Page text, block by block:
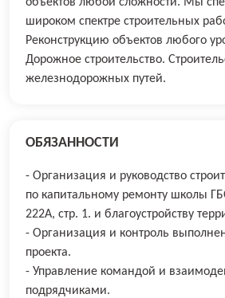
широком спектре строительных
Реконструкцию объектов любого
Дорожное строительство.
железнодорожных путей.
ОБЯЗАННОСТИ
- Организация и руководство
по капитальному ремонту школы
222А, стр. 1. и благоустройству
- Организация и контроль
проекта.
- Управление командой и
подрядчиками.